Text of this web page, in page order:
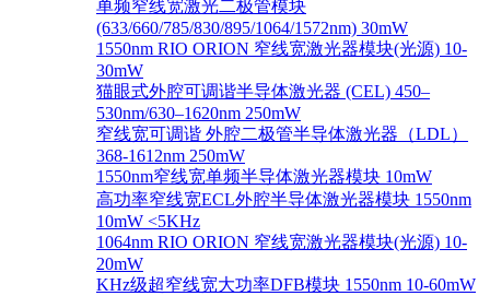
单频窄线宽激光二极管模块
(633/660/785/830/895/1064/1572nm) 30mW
1550nm RIO ORION 窄线宽激光器模块(光源) 10-
30mW
猫眼式外腔可调谐半导体激光器 (CEL) 450–
530nm/630–1620nm 250mW
窄线宽可调谐 外腔二极管半导体激光器（LDL）
368-1612nm 250mW
1550nm窄线宽单频半导体激光器模块 10mW
高功率窄线宽ECL外腔半导体激光器模块 1550nm
10mW <5KHz
1064nm RIO ORION 窄线宽激光器模块(光源) 10-
20mW
KHz级超窄线宽大功率DFB模块 1550nm 10-60mW